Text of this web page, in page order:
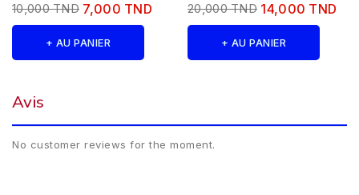
10,000 TND 7,000 TND
+ AU PANIER
20,000 TND 14,000 TND
+ AU PANIER
Avis
No customer reviews for the moment.